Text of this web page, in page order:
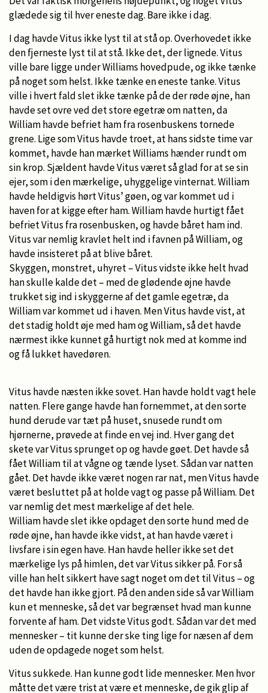
glædede sig til hver eneste dag. Bare ikke i dag.
I dag havde Vitus ikke lyst til at stå op. Overhovedet ikke
den fjerneste lyst til at stå. Ikke det, der lignede. Vitus
ville bare ligge under Williams hovedpude, og ikke tænke
på noget som helst. Ikke tænke en eneste tanke. Vitus
ville i hvert fald slet ikke tænke på de der røde øjne, han
havde set ovre ved det store egetræ om natten, da
William havde befriet ham fra rosenbuskens tornede
grene. Lige som Vitus havde troet, at hans sidste time var
kommet, havde han mærket Williams hænder rundt om
sin krop. Sjældent havde Vitus været så glad for at se sin
ejer, som i den mærkelige, uhyggelige vinternat. William
havde heldigvis hørt Vitus’ gøen, og var kommet ud i
haven for at kigge efter ham. William havde hurtigt fået
befriet Vitus fra rosenbusken, og havde båret ham ind.
Vitus var nemlig kravlet helt ind i favnen på William, og
havde insisteret på at blive båret.
Skyggen, monstret, uhyret – Vitus vidste ikke helt hvad
han skulle kalde det – med de glødende øjne havde
trukket sig ind i skyggerne af det gamle egetræ, da
William var kommet ud i haven. Men Vitus havde vist, at
det stadig holdt øje med ham og William, så det havde
nærmest ikke kunnet gå hurtigt nok med at komme ind
og få lukket havedøren.
Vitus havde næsten ikke sovet. Han havde holdt vagt hele
natten. Flere gange havde han fornemmet, at den sorte
hund derude var tæt på huset, snusede rundt om
hjørnerne, prøvede at finde en vej ind. Hver gang det
skete var Vitus sprunget op og havde gøet. Det havde så
fået William til at vågne og tænde lyset. Sådan var natten
gået. Det havde ikke været nogen rar nat, men Vitus havde
været besluttet på at holde vagt og passe på William. Det
var nemlig det mest mærkelige af det hele.
William havde slet ikke opdaget den sorte hund med de
røde øjne, han havde ikke vidst, at han havde været i
livsfare i sin egen have. Han havde heller ikke set det
mærkelige lys på himlen, det var Vitus sikker på. For så
ville han helt sikkert have sagt noget om det til Vitus – og
det havde han ikke gjort. På den anden side så var William
kun et menneske, så det var begrænset hvad man kunne
forvente af ham. Det vidste Vitus godt. Sådan var det med
mennesker – tit kunne der ske ting lige for næsen af dem
uden de opdagede noget som helst.
Vitus sukkede. Han kunne godt lide mennesker. Men hvor
måtte det være trist at være et menneske, de gik glip af